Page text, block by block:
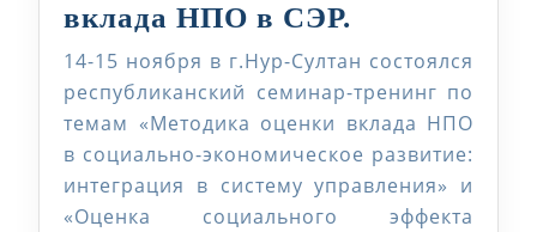
вклада НПО в СЭР.
разрешите
поделиться
с
вами
новостями
14-15 ноября в г.Нур-Султан состоялся
республиканский семинар-тренинг по
темам «Методика оценки вклада НПО
в социально-экономическое развитие:
интеграция в систему управления» и
«Оценка социального эффекта